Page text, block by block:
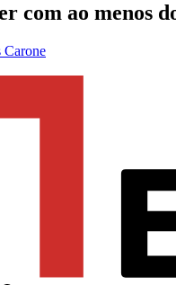
com ao menos
Carone